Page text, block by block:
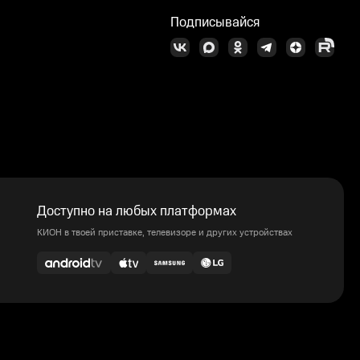
Подписывайся
Доступно на любых платформах
КИОН в твоей приставке, телевизоре и других устройствах